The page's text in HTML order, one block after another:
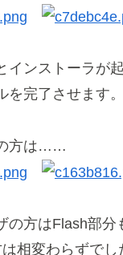
インストーラが
を完了させます。
方は……
の方はFlash部分
相変わらずでし